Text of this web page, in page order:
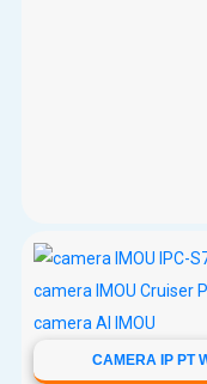
CAMERA IP PT